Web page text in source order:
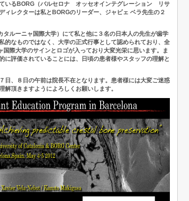
いるBORG（バルセロナ オッセオインテグレーション リサ
レクターは私とBORGのリーダー、ジャビェ ベラ先生の２
ルーニャ国際大学）にて私と他に３名の日本人の先生が歯学
的なものではなく、大学の正式行事として認められており、全
国際大学のサインとロゴが入っており大変光栄に思います。ま
に評価されていることには、日頃の患者様やスタッフの理解と
日、８日の午前は院長不在となります。患者様には大変ご迷惑
頂きますようによろしくお願いします。